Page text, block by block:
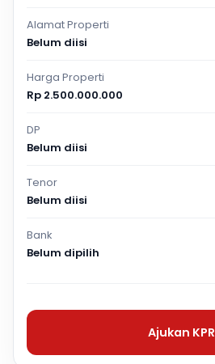
Alamat Properti
Belum diisi
Harga Properti
Rp 2.500.000.000
DP
Belum diisi
Tenor
Belum diisi
Bank
Belum dipilih
Ajukan KPR